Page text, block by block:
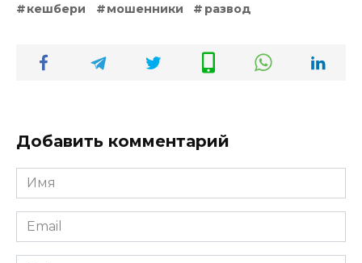
кешбери мошенники развод
Добавить комментарий
Имя
*
Email
*